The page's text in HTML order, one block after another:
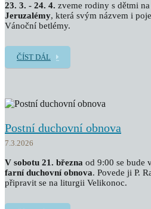
23. 3. - 24. 4. zveme rodiny s dětmi
Jeruzalémy, která svým názvem i
Vánoční betlémy.
ČÍST DÁL
Postní duchovní obnova
7.3.2026
V sobotu 21. března od 9:00 se bude
farní duchovní obnova. Povede ji P.
připravit se na liturgii Velikonoc.